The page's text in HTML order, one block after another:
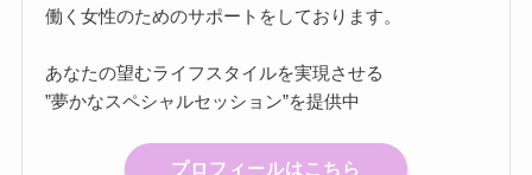
働く女性のためのサポートをしております。
あなたの望むライフスタイルを実現させる
”夢かなスペシャルセッション”を提供中
プロフィールはこちら